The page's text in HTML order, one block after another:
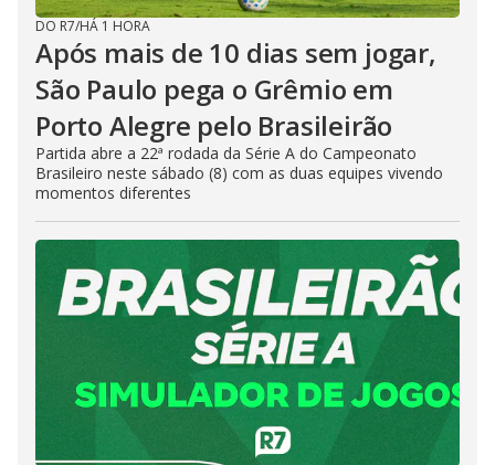
DO R7/HÁ 1 HORA
Após mais de 10 dias sem jogar,
São Paulo pega o Grêmio em
Porto Alegre pelo Brasileirão
Partida abre a 22ª rodada da Série A do Campeonato
Brasileiro neste sábado (8) com as duas equipes vivendo
momentos diferentes